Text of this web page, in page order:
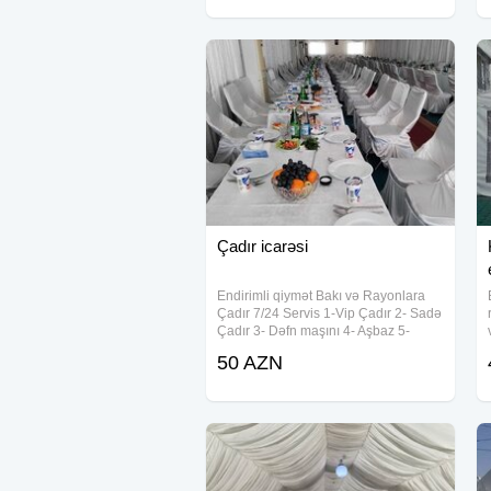
Çadır icarəsi
Endirimli qiymət Bakı və Rayonlara
Çadır 7/24 Servis 1-Vip Çadır 2- Sadə
Çadır 3- Dəfn maşını 4- Aşbaz 5-
Kişi & Qadın 9- Mühafizəçi 10-
13-
50 AZN